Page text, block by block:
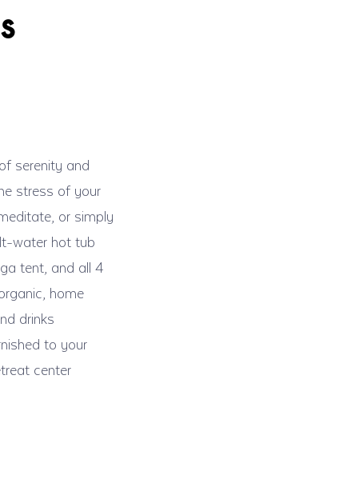
serenity and
stress of your
or simply
water hot tub
tent, and all 4
home
drinks
to your
center